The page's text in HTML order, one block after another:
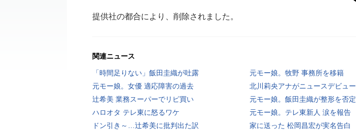
提供社の都合により、削除されました。
関連ニュース
「時間足りない」飯田圭織が吐露
元モー娘。牧野 事務所を移籍
元モー娘。女優 適応障害の過去
北川莉央アナがニュースデビュー
辻希美 業務スーパーでリピ買い
元モー娘。飯田圭織が整形を否定
ハロオタ テレ東に怒るワケ
元モー娘。テレ東新人 涙を報告
ドン引き～…辻希美に批判出た訳
家に送った 松岡昌宏が実名告白